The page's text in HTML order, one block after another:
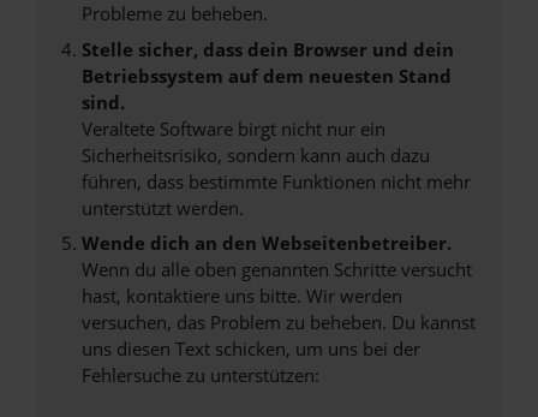
Probleme zu beheben.
Stelle sicher, dass dein Browser und dein
Betriebssystem auf dem neuesten Stand
sind.
Veraltete Software birgt nicht nur ein
Sicherheitsrisiko, sondern kann auch dazu
führen, dass bestimmte Funktionen nicht mehr
unterstützt werden.
Wende dich an den Webseitenbetreiber.
Wenn du alle oben genannten Schritte versucht
hast, kontaktiere uns bitte. Wir werden
versuchen, das Problem zu beheben. Du kannst
uns diesen Text schicken, um uns bei der
Fehlersuche zu unterstützen: